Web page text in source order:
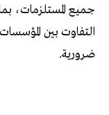
جميع المستلزمات،
التفاوت بين
ضرورية.